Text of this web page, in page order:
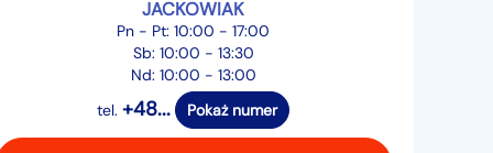
JACKOWIAK
Pn - Pt: 10:00 - 17:00
Sb: 10:00 - 13:30
Nd: 10:00 - 13:00
tel. +48... Pokaż numer